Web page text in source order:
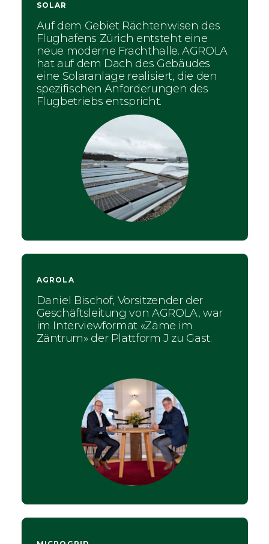
SOLAR
Auf dem Gebiet Rächtenwisen des
Flughafens Zürich entsteht eine
neue moderne Frachthalle. AGROLA
hat auf dem Dach des Gebäudes
eine Solaranlage realisiert, die den
spezifischen Anforderungen des
Flugbetriebs entspricht.
AGROLA
Daniel Bischof, Vorsitzender der
Geschäftsleitung von AGROLA, war
im Interviewformat «Zäme im
Zäntrum» der Plattform J zu Gast.